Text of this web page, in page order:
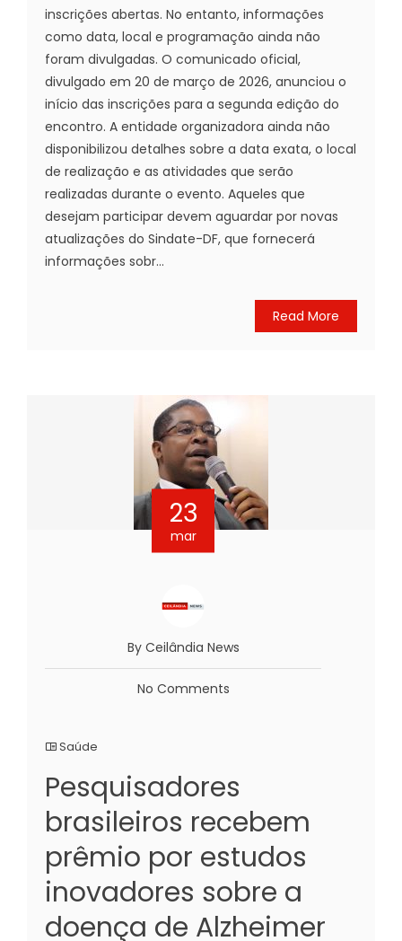
inscrições abertas. No entanto, informações
como data, local e programação ainda não
foram divulgadas. O comunicado oficial,
divulgado em 20 de março de 2026, anunciou o
início das inscrições para a segunda edição do
encontro. A entidade organizadora ainda não
disponibilizou detalhes sobre a data exata, o local
de realização e as atividades que serão
realizadas durante o evento. Aqueles que
desejam participar devem aguardar por novas
atualizações do Sindate-DF, que fornecerá
informações sobr...
Read More
23
mar
By Ceilândia News
No Comments
Saúde
Pesquisadores
brasileiros recebem
prêmio por estudos
inovadores sobre a
doença de Alzheimer